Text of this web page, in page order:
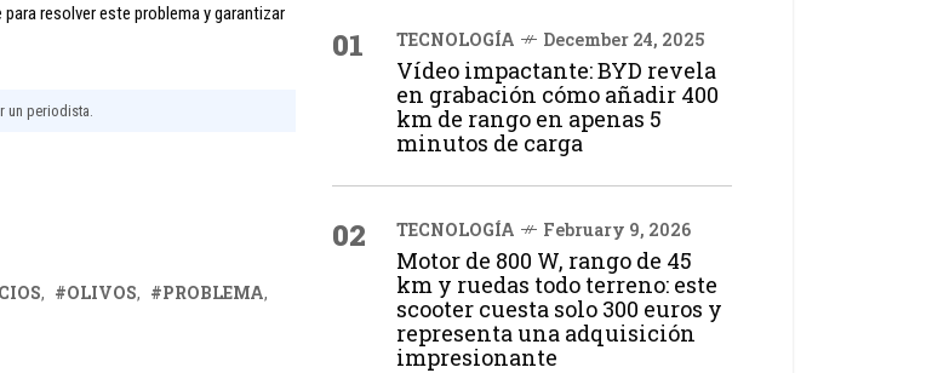
resolver este problema y garantizar
un periodista.
OLIVOS
PROBLEMA
01 TECNOLOGÍA December 24, 2025
Vídeo impactante: BYD revela
en grabación cómo añadir 400
km de rango en apenas 5
minutos de carga
02 TECNOLOGÍA February 9, 2026
Motor de 800 W, rango de 45
km y ruedas todo terreno: este
scooter cuesta solo 300 euros y
representa una adquisición
impresionante